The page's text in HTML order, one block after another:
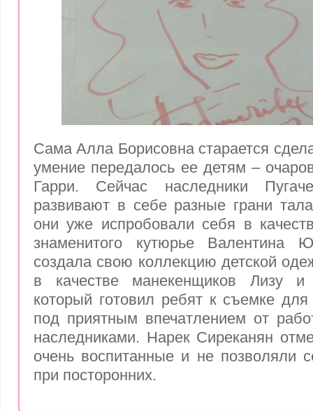
Сама Алла Борисовна старается
умение передалось ее детям –
Гарри. Сейчас наследники
развивают в себе разные грани
они уже испробовали себя в
знаменитого кутюрье Валентина
создала свою коллекцию детской
в качестве манекенщиков Лизу и
который готовил ребят к съемке для
под приятным впечатлением от
наследниками. Нарек Сиреканян
очень воспитанные и не позволяли
при посторонних.